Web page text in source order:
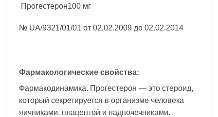
Прогестерон100 мг
№ UA/9321/01/01 от 02.02.2009 до 02.02.2014
Фармакологические свойства:
Фармакодинамика. Прогестерон — это стероид,
который секретируется в организме человека
яичниками, плацентой и надпочечниками.